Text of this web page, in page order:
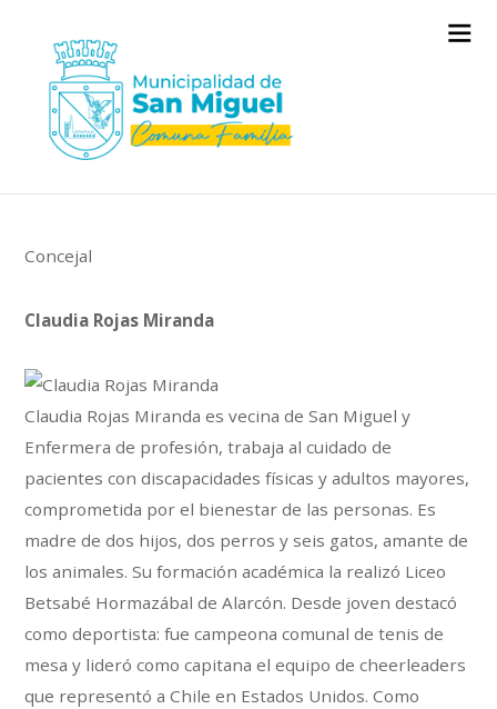
Concejal
Claudia Rojas Miranda
Claudia Rojas Miranda es vecina de San Miguel y
Enfermera de profesión, trabaja al cuidado de
pacientes con discapacidades físicas y adultos mayores,
comprometida por el bienestar de las personas. Es
madre de dos hijos, dos perros y seis gatos, amante de
los animales. Su formación académica la realizó Liceo
Betsabé Hormazábal de Alarcón. Desde joven destacó
como deportista: fue campeona comunal de tenis de
mesa y lideró como capitana el equipo de cheerleaders
que representó a Chile en Estados Unidos. Como